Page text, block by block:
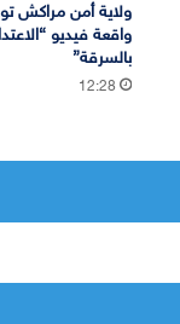
ولاية أمن مراكش
واقعة فيديو
بالسرقة”
12:28